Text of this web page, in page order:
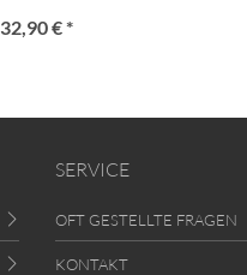
32,90 € *
SERVICE
OFT GESTELLTE FRAGEN
KONTAKT